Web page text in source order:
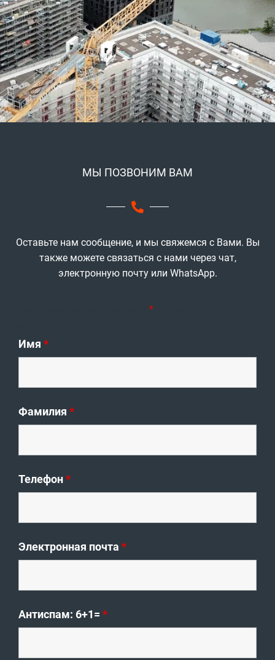
МЫ ПОЗВОНИМ ВАМ
Оставьте нам сообщение, и мы свяжемся с Вами. Вы
также можете связаться с нами через чат,
электронную почту или WhatsApp.
*
Имя *
Фамилия *
Телефон*
Электронная почта *
Антиспам: 6+1= *